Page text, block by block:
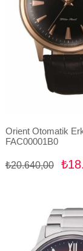
Orient Otomatik
FAC00001B0
₺20.640,00